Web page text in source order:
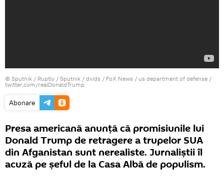
© Sputnik / Ruptly / Sputnik / dvids / FoX News / us department of defense /
twitter.com/realDonaldTrump
Abonare
Presa americană anunță că promisiunile lui
Donald Trump de retragere a trupelor SUA
din Afganistan sunt nerealiste. Jurnaliștii îl
acuză pe șeful de la Casa Albă de populism.